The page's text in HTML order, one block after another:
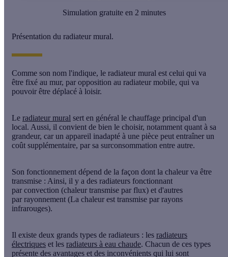
Simulation gratuite en 2 minutes
Présentation du radiateur mural.
Comme son nom l'indique, le radiateur mural est celui qui va
être fixé au mur, par opposition au radiateur mobile, qui va
pouvoir être déplacé à loisir.
Le radiateur mural sert en général le chauffage principal d'un
local. Aussi, il convient de bien le choisir, notamment quant à sa
grandeur, car un appareil inadapté à une pièce peut entraîner un
coût supplémentaire, par sa surconsommation entre autre.
Son fonctionnement dépend de la façon dont la chaleur va être
transmise : Ainsi, il y a des radiateurs fonctionnant
par convection (chaleur transmise par flux) et d'autres
par rayonnement (La chaleur est transmise par rayons
infrarouges).
Il existe deux grands types de radiateurs : les radiateurs
électriques et les radiateurs à eau chaude. Chacun de ces types
présente des avantages et des inconvénients qui lui sont